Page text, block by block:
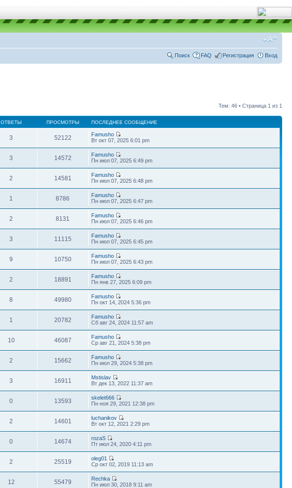
Поиск FAQ Регистрация Вход
Тем: 46 • Страница 1 из 1
ОТВЕТЫ ПРОСМОТРЫ ПОСЛЕДНЕЕ СООБЩЕНИЕ
3 52122
Famusho
Вт окт 07, 2025 6:01 pm
3 14572
Famusho
Пн июл 07, 2025 6:49 pm
2 14581
Famusho
Пн июл 07, 2025 6:48 pm
1 8786
Famusho
Пн июл 07, 2025 6:47 pm
2 8131
Famusho
Пн июл 07, 2025 6:46 pm
3 11115
Famusho
Пн июл 07, 2025 6:45 pm
9 10750
Famusho
Пн июл 07, 2025 6:43 pm
2 18891
Famusho
Пн янв 27, 2025 6:09 pm
8 49980
Famusho
Пн окт 14, 2024 5:36 pm
1 20782
Famusho
Сб авг 24, 2024 11:57 am
10 46087
Famusho
Ср авг 21, 2024 5:38 pm
2 15662
Famusho
Пн июл 29, 2024 5:38 pm
3 16911
Mstislav
Вт дек 13, 2022 11:37 am
0 13593
skelet666
Пн ноя 29, 2021 12:38 pm
2 14601
luchanikov
Вт окт 12, 2021 2:29 pm
0 14674
rozaS
Пт июл 24, 2020 4:11 pm
2 25519
oleg01
Ср окт 02, 2019 11:13 am
12 55479
Rechka
Пн июл 30, 2018 9:11 am